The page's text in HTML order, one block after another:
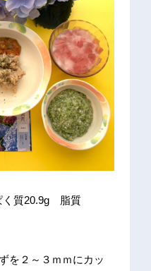
く質20.9g 脂質
を２～３ｍｍにカッ